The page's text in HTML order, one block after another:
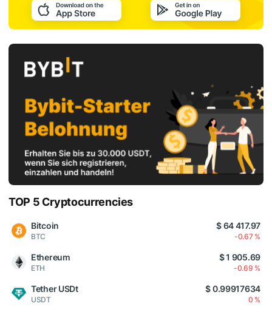
TOP 5 Cryptocurrencies
Bitcoin
BTC
$ 64 417.97
-0.67 %
Ethereum
ETH
$ 1 905.69
-0.69 %
Tether USDt
USDT
$ 0.99917634
0 %